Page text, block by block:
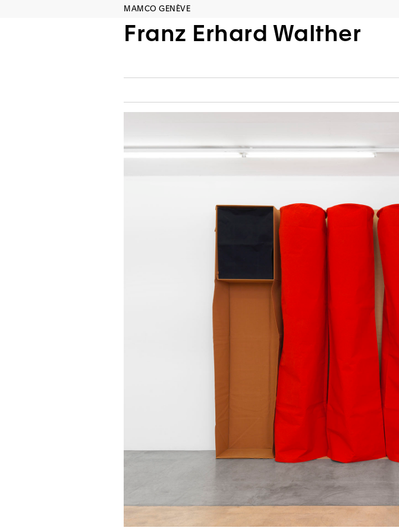
MAMCO GENÈVE
Franz Erhard Walther